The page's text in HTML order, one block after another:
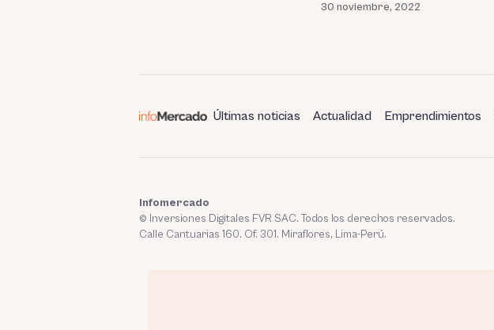
30 noviembre, 2022
Últimas noticias Actualidad Emprendimientos
Infomercado
© Inversiones Digitales FVR SAC. Todos los derechos reservados.
Calle Cantuarias 160. Of. 301. Miraflores, Lima-Perú.